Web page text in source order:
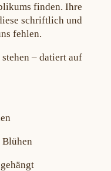
finden. Ihre
schriftlich und
fehlen.
– datiert auf